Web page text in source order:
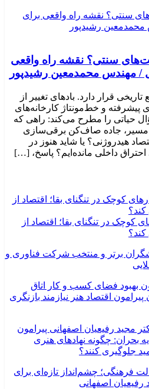
سنتی؟ نقشه راه واقعی
/ مهندس محمدمعین رشیدپور
قرار دارد. بادهای تغییر از
پیشرفته و خط‌مونتاژ کارخانه‌های
حیاتی را مطرح می‌کند: راهی که
مسیر، جاده صاف‌کن برقی‌سازی
هیدروژنی؟ یا شاید هنوز در
داخلی مانده‌ایم؟ پاسخ، […]
کوچک در تنگنای بقا؛ اقتصاد از
برتر و منتخب شرکت فناوری و
بهبود فضای کسب و کار اتاق
اقتصاد هنر نیازمند بازنگری
مجید رفیعیان اصفهانی پیرامون
بحران: چگونه نهادهای هنری
جلوگیری کنند؟
فرهنگی؛ چشم‌انداز تازه‌ای برای
رفیعیان اصفهانی